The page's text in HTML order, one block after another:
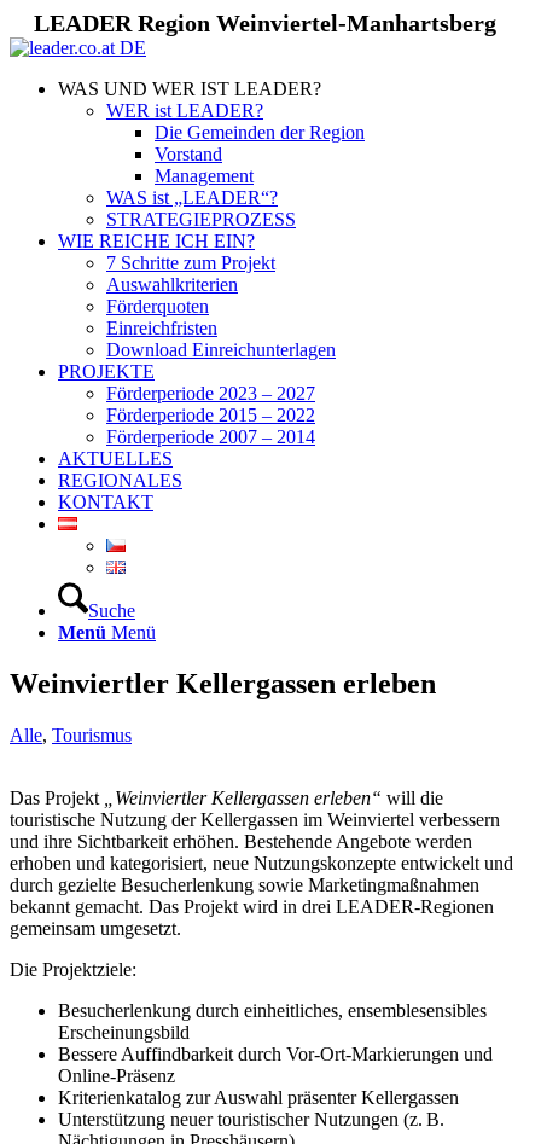
LEADER Region Weinviertel-Manhartsberg
WAS UND WER IST LEADER?
WER ist LEADER?
Die Gemeinden der Region
Vorstand
Management
WAS ist „LEADER“?
STRATEGIEPROZESS
WIE REICHE ICH EIN?
7 Schritte zum Projekt
Auswahlkriterien
Förderquoten
Einreichfristen
Download Einreichunterlagen
PROJEKTE
Förderperiode 2023 – 2027
Förderperiode 2015 – 2022
Förderperiode 2007 – 2014
AKTUELLES
REGIONALES
KONTAKT
Suche
Menü Menü
Weinviertler Kellergassen erleben
Alle, Tourismus
Das Projekt „Weinviertler Kellergassen erleben“ will die
touristische Nutzung der Kellergassen im Weinviertel verbessern
und ihre Sichtbarkeit erhöhen. Bestehende Angebote werden
erhoben und kategorisiert, neue Nutzungskonzepte entwickelt und
durch gezielte Besucherlenkung sowie Marketingmaßnahmen
bekannt gemacht. Das Projekt wird in drei LEADER-Regionen
gemeinsam umgesetzt.
Die Projektziele:
Besucherlenkung durch einheitliches, ensemblesensibles
Erscheinungsbild
Bessere Auffindbarkeit durch Vor-Ort-Markierungen und
Online-Präsenz
Kriterienkatalog zur Auswahl präsenter Kellergassen
Unterstützung neuer touristischer Nutzungen (z. B.